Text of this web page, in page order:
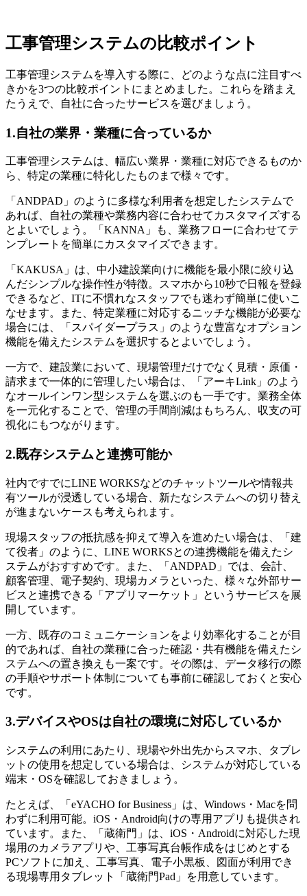
工事管理システムの比較ポイント
工事管理システムを導入する際に、どのような点に注目すべ
きかを3つの比較ポイントにまとめました。これらを踏まえ
たうえで、自社に合ったサービスを選びましょう。
1.自社の業界・業種に合っているか
工事管理システムは、幅広い業界・業種に対応できるものか
ら、特定の業種に特化したものまで様々です。
「ANDPAD」のように多様な利用者を想定したシステムで
あれば、自社の業種や業務内容に合わせてカスタマイズする
とよいでしょう。「KANNA」も、業務フローに合わせてテ
ンプレートを簡単にカスタマイズできます。
「KAKUSA」は、中小建設業向けに機能を最小限に絞り込
んだシンプルな操作性が特徴。スマホから10秒で日報を登録
できるなど、ITに不慣れなスタッフでも迷わず簡単に使いこ
なせます。また、特定業種に対応するニッチな機能が必要な
場合には、「スパイダープラス」のような豊富なオプション
機能を備えたシステムを選択するとよいでしょう。
一方で、建設業において、現場管理だけでなく見積・原価・
請求まで一体的に管理したい場合は、「アーキLink」のよう
なオールインワン型システムを選ぶのも一手です。業務全体
を一元化することで、管理の手間削減はもちろん、収支の可
視化にもつながります。
2.既存システムと連携可能か
社内ですでにLINE WORKSなどのチャットツールや情報共
有ツールが浸透している場合、新たなシステムへの切り替え
が進まないケースも考えられます。
現場スタッフの抵抗感を抑えて導入を進めたい場合は、「建
て役者」のように、LINE WORKSとの連携機能を備えたシ
ステムがおすすめです。また、「ANDPAD」では、会計、
顧客管理、電子契約、現場カメラといった、様々な外部サー
ビスと連携できる「アプリマーケット」というサービスを展
開しています。
一方、既存のコミュニケーションをより効率化することが目
的であれば、自社の業種に合った確認・共有機能を備えたシ
ステムへの置き換えも一案です。その際は、データ移行の際
の手順やサポート体制についても事前に確認しておくと安心
です。
3.デバイスやOSは自社の環境に対応しているか
システムの利用にあたり、現場や外出先からスマホ、タブレ
ットの使用を想定している場合は、システムが対応している
端末・OSを確認しておきましょう。
たとえば、「eYACHO for Business」は、Windows・Macを問
わずに利用可能。iOS・Android向けの専用アプリも提供され
ています。また、「蔵衛門」は、iOS・Androidに対応した現
場用のカメラアプリや、工事写真台帳作成をはじめとする
PCソフトに加え、工事写真、電子小黒板、図面が利用でき
る現場専用タブレット「蔵衛門Pad」を用意しています。